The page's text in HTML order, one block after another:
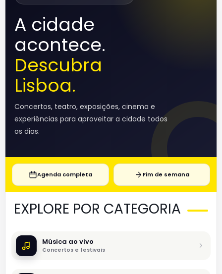
A cidade
acontece.
Descubra
Lisboa.
Concertos, teatro, exposições, cinema e
experiências para aproveitar a cidade todos
os dias.
Agenda completa Fim de semana
EXPLORE POR CATEGORIA
Música ao vivo
Concertos e festivais